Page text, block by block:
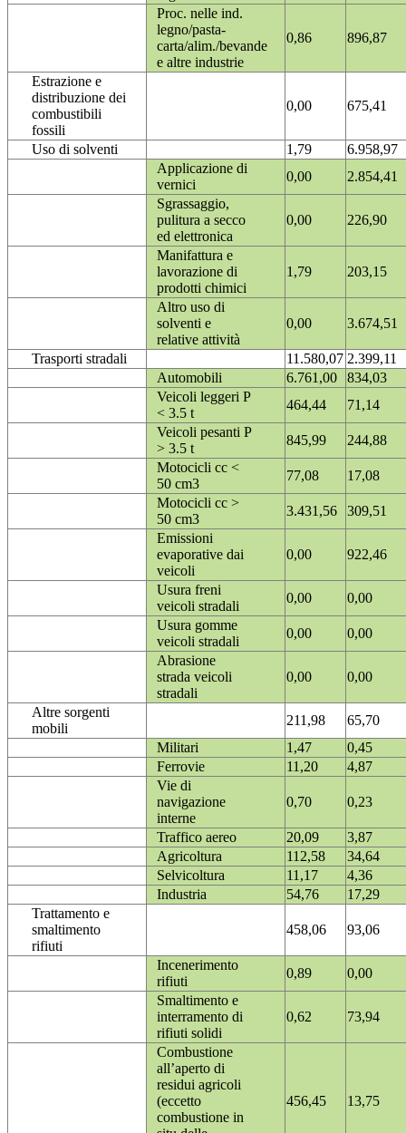
Proc. nelle ind.
legno/pasta-
carta/alim./bevande
e altre industrie
0,86 896,87
Estrazione e
distribuzione dei
combustibili
fossili
0,00 675,41
Uso di solventi 1,79
6.958,97
Applicazione di
vernici
0,00
2.854,41
Sgrassaggio,
pulitura a secco
ed elettronica
0,00 226,90
Manifattura e
lavorazione di
prodotti chimici
1,79 203,15
Altro uso di
solventi e
relative attività
0,00 3.674,51
Trasporti stradali 11.580,07 2.399,11
Automobili
6.761,00
834,03
Veicoli leggeri P
< 3.5 t
464,44
71,14
Veicoli pesanti P
> 3.5 t
845,99
244,88
Motocicli cc <
50 cm3
77,08
17,08
Motocicli cc >
50 cm3
3.431,56
309,51
Emissioni
evaporative dai
veicoli
0,00 922,46
Usura freni
veicoli stradali
0,00
0,00
Usura gomme
veicoli stradali
0,00
0,00
Abrasione
strada veicoli
stradali
0,00 0,00
Altre sorgenti
mobili
211,98
65,70
Militari
1,47
0,45
Ferrovie
11,20
4,87
Vie di
navigazione
interne
0,70 0,23
Traffico aereo 20,09
3,87
Agricoltura
112,58
34,64
Selvicoltura
11,17
4,36
Industria
54,76
17,29
Trattamento e
smaltimento
rifiuti
458,06 93,06
Incenerimento
rifiuti
0,89
0,00
Smaltimento e
interramento di
rifiuti solidi
0,62 73,94
Combustione
all’aperto di
residui agricoli
(eccetto
combustione in
456,45 13,75